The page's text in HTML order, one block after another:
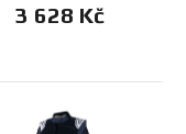
3 628 Kč